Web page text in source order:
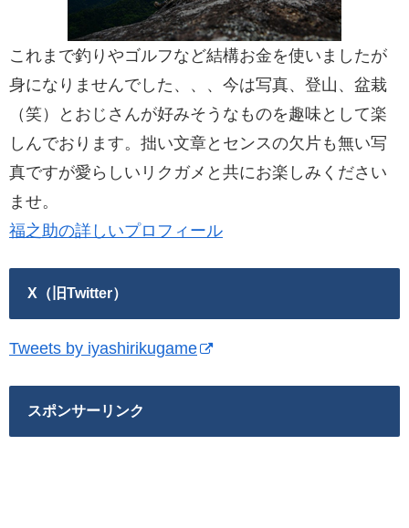
これまで釣りやゴルフなど結構お金を使いましたが
身になりませんでした、、、今は写真、登山、盆栽
（笑）とおじさんが好みそうなものを趣味として楽
しんでおります。拙い文章とセンスの欠片も無い写
真ですが愛らしいリクガメと共にお楽しみください
ませ。
福之助の詳しいプロフィール
X（旧Twitter）
Tweets by iyashirikugame
スポンサーリンク